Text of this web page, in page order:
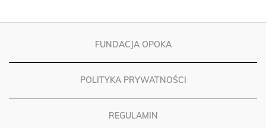
FUNDACJA OPOKA
POLITYKA PRYWATNOŚCI
REGULAMIN